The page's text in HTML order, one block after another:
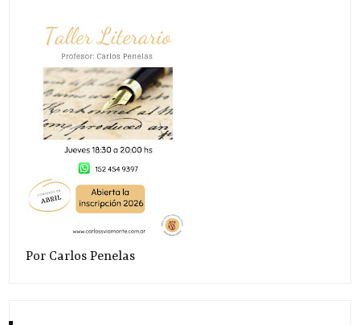
Por Carlos Penelas